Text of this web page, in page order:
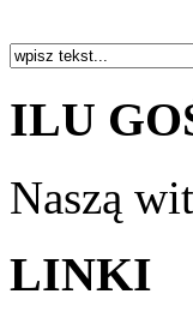
ILU
Naszą
LINKI